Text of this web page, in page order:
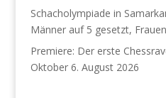
Schacholympiade in
Männer auf 5 gesetzt,
Premiere: Der erste
Oktober 6. August 2026